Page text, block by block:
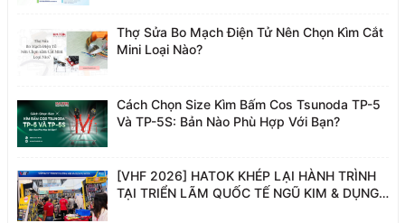
Thợ Sửa Bo Mạch Điện Tử Nên Chọn Kìm Cắt
Mini Loại Nào?
Cách Chọn Size Kìm Bấm Cos Tsunoda TP-5
Và TP-5S: Bản Nào Phù Hợp Với Bạn?
[VHF 2026] HATOK KHÉP LẠI HÀNH TRÌNH
TẠI TRIỂN LÃM QUỐC TẾ NGŨ KIM & DỤNG